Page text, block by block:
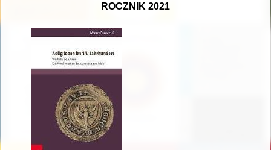
ROCZNIK 2021